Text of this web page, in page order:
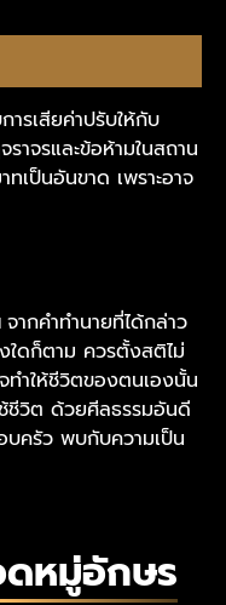
ารเสียค่าปรับให้กับ
าจรและข้อห้ามในสถาน
ทเป็นอันขาด เพราะอาจ
จากคำทำนายที่ได้กล่าว
งใดก็ตาม ควรตั้งสติไม่
จทำให้ชีวิตของตนเองนั้น
ช้ชีวิต ด้วยศีลธรรมอันดี
บครัว พบกับความเป็น
หมู่อักษร